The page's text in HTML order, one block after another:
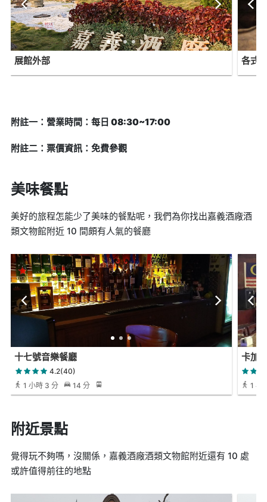
展館外部 各式
附註一：營業時間：每日 08:30~17:00
附註二：票價資訊：免費參觀
美味餐點
美好的旅程怎能少了美味的餐點呢，我們為你找出嘉義酒廠酒
類文物館附近 10 間頗有人氣的餐廳
十七號音樂餐廳
4.2(40)
1 小時 3 分
14 分
卡加
1 小
附近景點
覺得玩不夠嗎，沒關係，嘉義酒廠酒類文物館附近還有 10 處
或許值得前往的地點